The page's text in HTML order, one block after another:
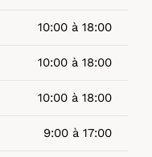
10:00 à 18:00
10:00 à 18:00
10:00 à 18:00
9:00 à 17:00